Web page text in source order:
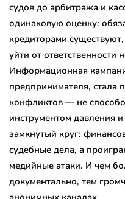
судов до арбитража и
одинаковую оценку:
кредиторами
уйти от
Информационная
предпринимателя,
конфликтов — не
инструментом давления
замкнутый круг:
судебные дела, а
медийные атаки. И чем
документально, тем